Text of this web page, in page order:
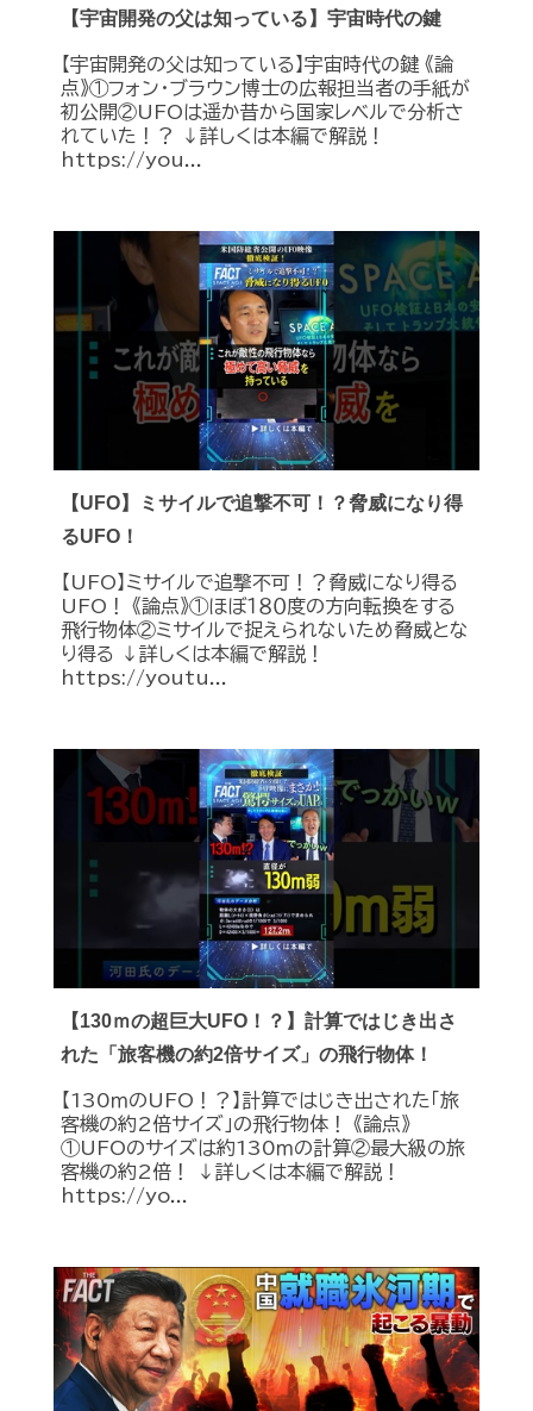
【宇宙開発の父は知っている】宇宙時代の鍵
【宇宙開発の父は知っている】宇宙時代の鍵 《論
点》①フォン・ブラウン博士の広報担当者の手紙が
初公開②UFOは遥か昔から国家レベルで分析さ
れていた！？ ↓詳しくは本編で解説！
https://you...
【UFO】ミサイルで追撃不可！？脅威になり得
るUFO！
【UFO】ミサイルで追撃不可！？脅威になり得る
UFO！ 《論点》①ほぼ１８０度の方向転換をする
飛行物体②ミサイルで捉えられないため脅威とな
り得る ↓詳しくは本編で解説！
https://youtu...
【130ｍの超巨大UFO！？】計算ではじき出さ
れた「旅客機の約2倍サイズ」の飛行物体！
【130ｍのUFO！？】計算ではじき出された「旅
客機の約2倍サイズ」の飛行物体！ 《論点》
①UFOのサイズは約130ｍの計算②最大級の旅
客機の約2倍！ ↓詳しくは本編で解説！
https://yo...